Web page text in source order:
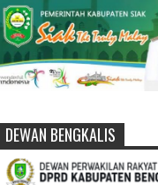
DEWAN BENGKALIS